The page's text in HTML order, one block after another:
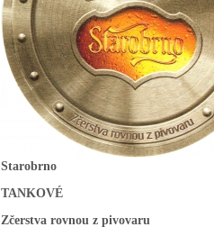
Starobrno
TANKOVÉ
Zčerstva rovnou z pivovaru